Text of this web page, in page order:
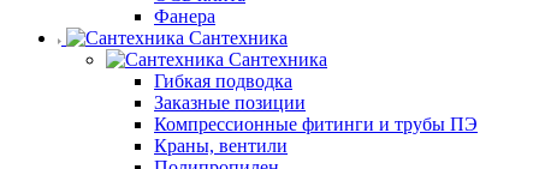
Фанера
Сантехника
Сантехника
Гибкая подводка
Заказные позиции
Компрессионные фитинги и трубы ПЭ
Краны, вентили